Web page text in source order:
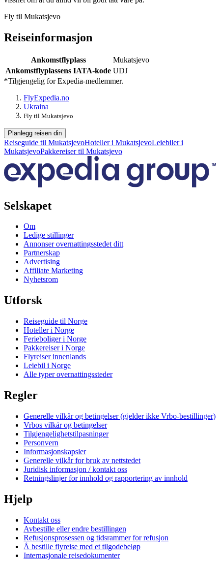
Fly til Mukatsjevo
Reiseinformasjon
Ankomstflyplass
Mukatsjevo
Ankomstflyplassens IATA-kode UDJ
*Tilgjengelig for Expedia-medlemmer.
FlyExpedia.no
Ukraina
Fly til Mukatsjevo
Planlegg reisen din
Reiseguide til MukatsjevoHoteller i MukatsjevoLeiebiler i
MukatsjevoPakkereiser til Mukatsjevo
Selskapet
Om
Ledige stillinger
Annonser overnattingsstedet ditt
Partnerskap
Advertising
Affiliate Marketing
Nyhetsrom
Utforsk
Reiseguide til Norge
Hoteller i Norge
Ferieboliger i Norge
Pakkereiser i Norge
Flyreiser innenlands
Leiebil i Norge
Alle typer overnattingssteder
Regler
Generelle vilkår og betingelser (gjelder ikke Vrbo-bestillinger)
Vrbos vilkår og betingelser
Tilgjengelighetstilpasninger
Personvern
Informasjonskapsler
Generelle vilkår for bruk av nettstedet
Juridisk informasjon / kontakt oss
Retningslinjer for innhold og rapportering av innhold
Hjelp
Kontakt oss
Avbestille eller endre bestillingen
Refusjonsprosessen og tidsrammer for refusjon
Å bestille flyreise med et tilgodebeløp
Internasjonale reisedokumenter